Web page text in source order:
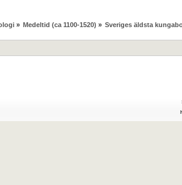
» Medeltid (ca 1100-1520) » Sveriges äldsta